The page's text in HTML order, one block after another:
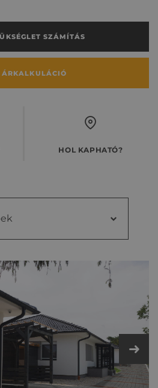
SZÁMÍTÁS
ÁRKALKULÁCIÓ
HOL KAPHATÓ?
kiegészítők